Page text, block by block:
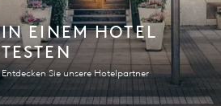
IN EINEM HOTEL
TESTEN
Entdecken Sie unsere Hotelpartner